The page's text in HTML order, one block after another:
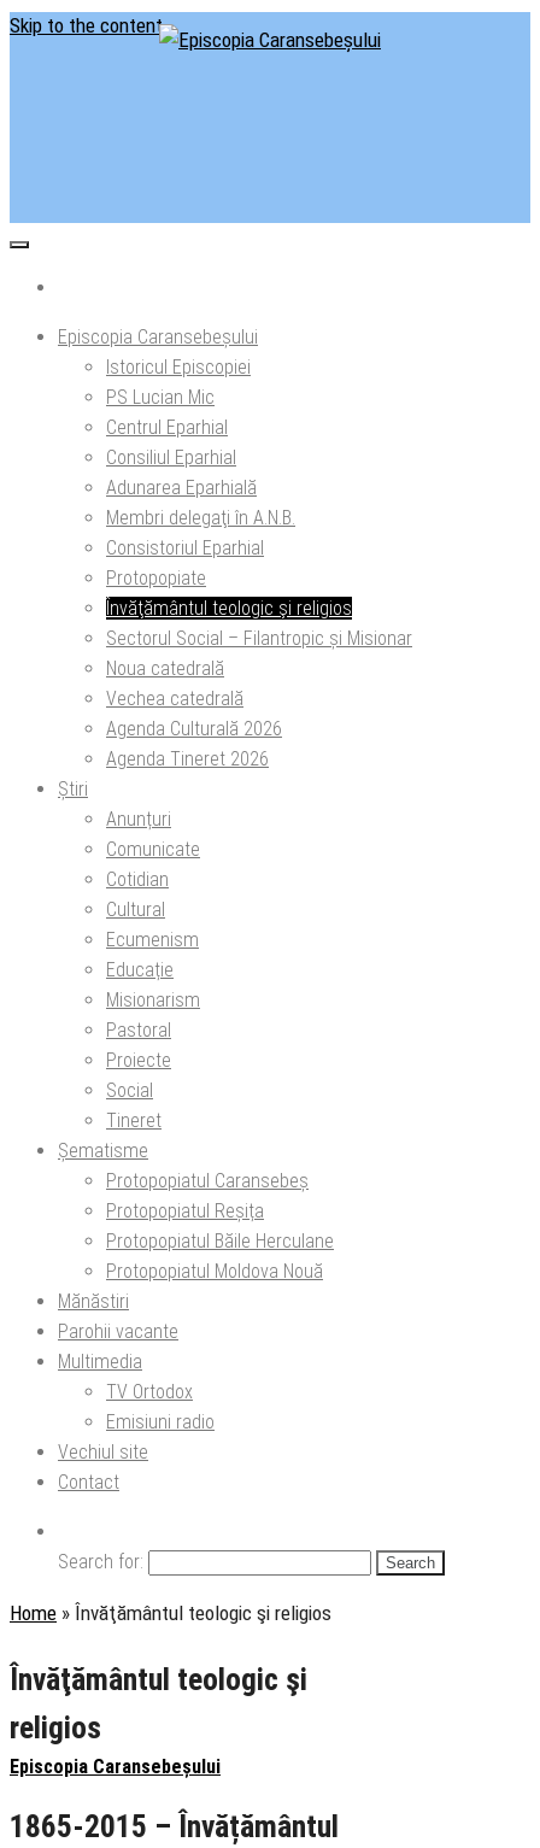
Skip to the content
Episcopia Caransebeșului
Istoricul Episcopiei
PS Lucian Mic
Centrul Eparhial
Consiliul Eparhial
Adunarea Eparhială
Membri delegaţi în A.N.B.
Consistoriul Eparhial
Protopopiate
Învăţământul teologic şi religios
Sectorul Social – Filantropic și Misionar
Noua catedrală
Vechea catedrală
Agenda Culturală 2026
Agenda Tineret 2026
Știri
Anunțuri
Comunicate
Cotidian
Cultural
Ecumenism
Educație
Misionarism
Pastoral
Proiecte
Social
Tineret
Șematisme
Protopopiatul Caransebeș
Protopopiatul Reșița
Protopopiatul Băile Herculane
Protopopiatul Moldova Nouă
Mănăstiri
Parohii vacante
Multimedia
TV Ortodox
Emisiuni radio
Vechiul site
Contact
Search for:
Home » Învăţământul teologic şi religios
Învăţământul teologic şi
religios
Episcopia Caransebeșului
1865-2015 – Învățământul